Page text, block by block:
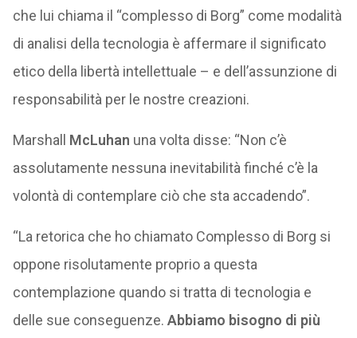
che lui chiama il “complesso di Borg” come modalità
di analisi della tecnologia è affermare il significato
etico della libertà intellettuale – e dell’assunzione di
responsabilità per le nostre creazioni.
Marshall McLuhan una volta disse: “Non c’è
assolutamente nessuna inevitabilità finché c’è la
volontà di contemplare ciò che sta accadendo”.
“La retorica che ho chiamato Complesso di Borg si
oppone risolutamente proprio a questa
contemplazione quando si tratta di tecnologia e
delle sue conseguenze. Abbiamo bisogno di più